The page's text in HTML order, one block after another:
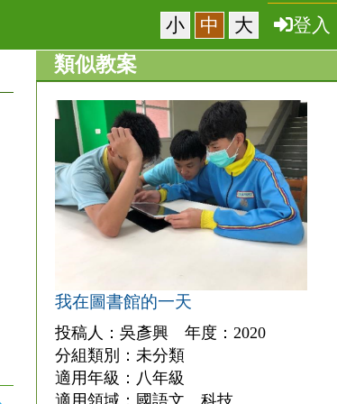
小 中 大 登入
類似教案
我在圖書館的一天
投稿人：吳彥興 年度：2020
分組類別：未分類
適用年級：八年級
適用領域：國語文、科技